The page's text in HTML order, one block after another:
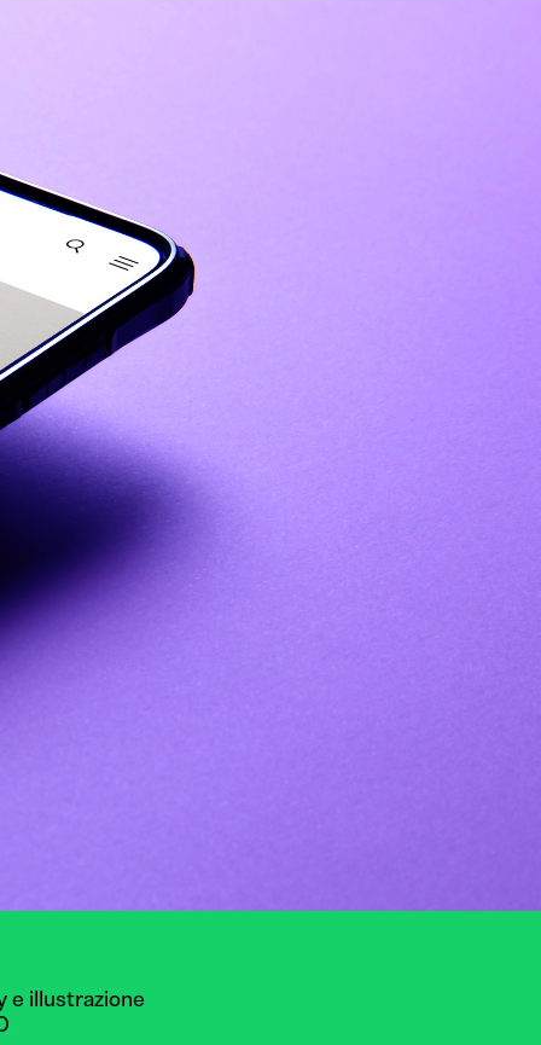
e illustrazione